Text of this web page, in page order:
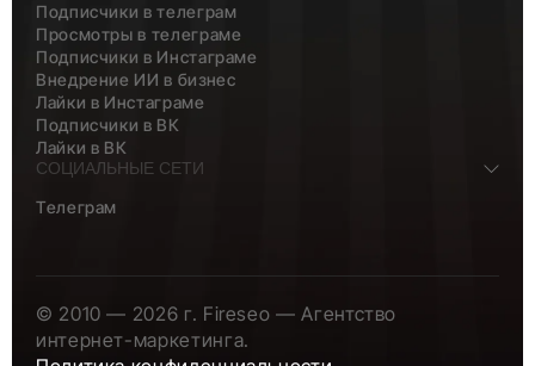
Подписчики в телеграм
Просмотры в телеграме
Подписчики в Инстаграме
Внедрение ИИ в бизнес
Лайки в Инстаграме
Подписчики в ВК
Лайки в ВК
СОЦИАЛЬНЫЕ СЕТИ
Телеграм
© 2010 — 2026 г. Fireseo — Агентство
интернет-маркетинга.